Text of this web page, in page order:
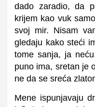
dado zaradio, da
krijem kao vuk
svoj mir. Nisam
gledaju kako steći
tome sanja, ja
puno ima, sretan je
ne da se sreća
Mene ispunjavaju